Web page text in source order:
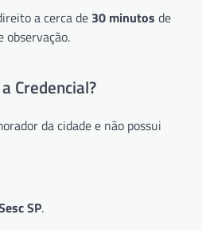
a cerca de 30 minutos de
observação.
Credencial?
da cidade e não possui
SP.